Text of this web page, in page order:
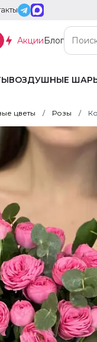
АкцииБлог
ВОЗДУШНЫЕ
цветы Розы